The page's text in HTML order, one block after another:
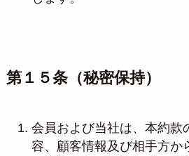
第１５条（秘密保持）
会員および当社は、本約款
容、顧客情報及び相手方か